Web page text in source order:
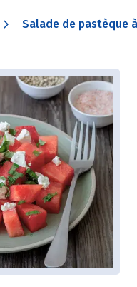
Salade de pastèque